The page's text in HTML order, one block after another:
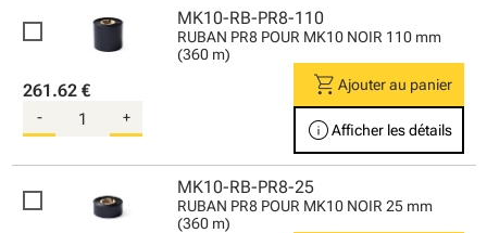
MK10-RB-PR8-110
RUBAN PR8 POUR MK10 NOIR 110 mm
(360 m)
261.62 €
- +
shopping_cart Ajouter au panier
infoAfficher les détails
MK10-RB-PR8-25
RUBAN PR8 POUR MK10 NOIR 25 mm
(360 m)